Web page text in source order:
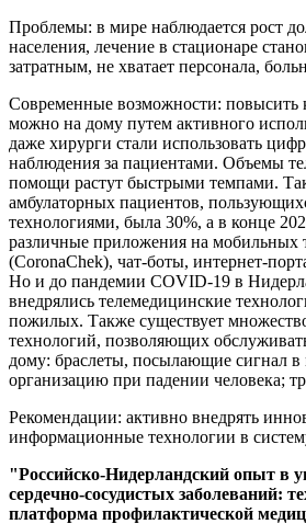
Проблемы: в мире наблюдается рост
населения, лечение в стационаре
затратным, не хватает персонала,
Современные возможности: повысить
можно на дому путем активного
даже хирурги стали использовать
наблюдения за пациентами. Объемы
помощи растут быстрыми темпами.
амбулаторных пациентов,
технологиями, была 30%, а в конце
различные приложения на мобильных
(CoronaChek), чат-боты, интернет-
Но и до пандемии COVID-19 в
внедрялись телемедицинские
пожилых. Также существует
технологий, позволяющих
дому: браслеты, посылающие сигнал
организацию при падении человека;
Рекомендации: активно внедрять
информационные технологии в
"Российско-Нидерландский опыт в
сердечно-сосудистых заболеваний:
платформа профилактической